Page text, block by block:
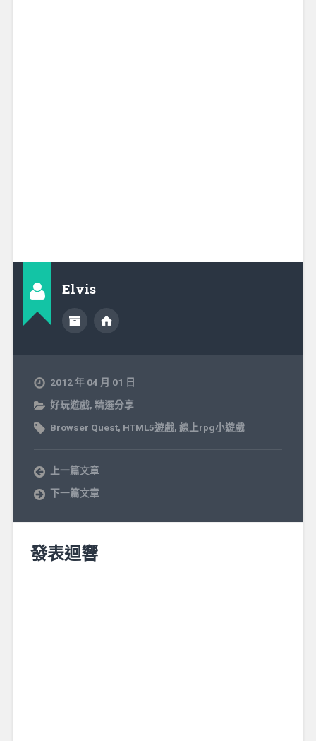
Elvis
2012 年 04 月 01 日
好玩遊戲, 精選分享
Browser Quest, HTML5遊戲, 線上rpg小遊戲
上一篇文章
下一篇文章
發表迴響